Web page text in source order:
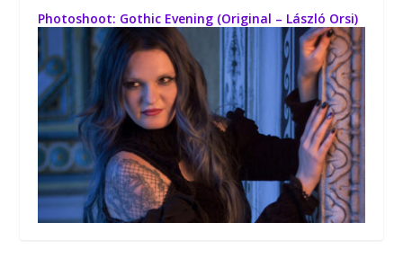
Photoshoot: Gothic Evening (Original – László Orsi)